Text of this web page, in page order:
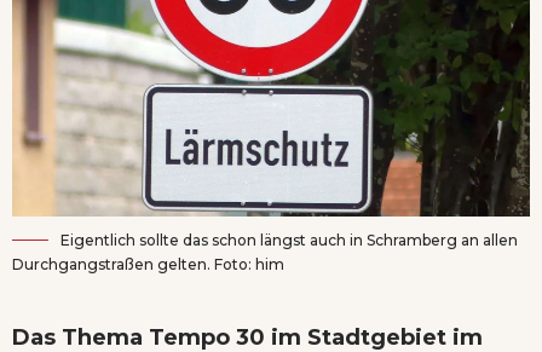
Eigentlich sollte das schon längst auch in Schramberg an allen
Durchgangstraßen gelten. Foto: him
Das Thema Tempo 30 im Stadtgebiet im